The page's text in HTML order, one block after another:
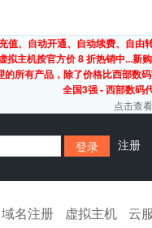
值、自动开通、自动续费、自
拟主机按官方价 8 折热销中...新
的所有产品，除了价格比西部数
全国3强 - 西部数
点击查
注册
域名注册 虚拟主机 云